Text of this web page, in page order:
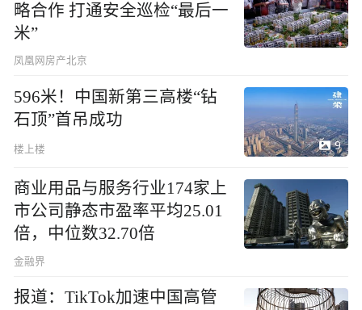
略合作 打通安全巡检“最后一
米”
凤凰网房产北京
596米！中国新第三高楼“钻
石顶”首吊成功
楼上楼 9
商业用品与服务行业174家上
市公司静态市盈率平均25.01
倍，中位数32.70倍
金融界
报道：TikTok加速中国高管